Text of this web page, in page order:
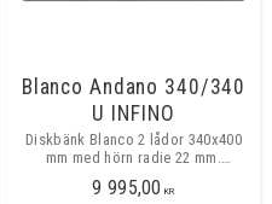
Blanco Andano 340/340
U INFINO
Diskbänk Blanco 2 lådor 340x400
mm med hörn radie 22 mm.
även för planmontering.
9 995,00 KR